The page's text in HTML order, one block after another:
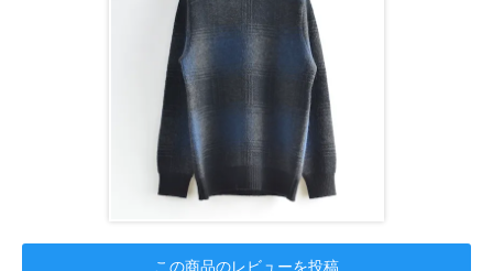
この商品のレビューを投稿